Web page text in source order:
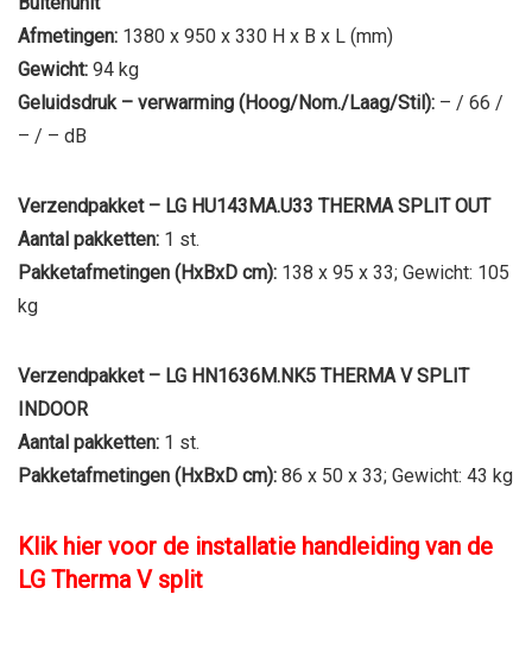
Afmetingen: 1380 x 950 x 330 H x B x L (mm)
Gewicht: 94 kg
Geluidsdruk – verwarming (Hoog/Nom./Laag/Stil): – / 66 /
– / – dB
Verzendpakket – LG HU143MA.U33 THERMA SPLIT OUT
Aantal pakketten: 1 st.
Pakketafmetingen (HxBxD cm): 138 x 95 x 33; Gewicht: 105
kg
Verzendpakket – LG HN1636M.NK5 THERMA V SPLIT
INDOOR
Aantal pakketten: 1 st.
Pakketafmetingen (HxBxD cm): 86 x 50 x 33; Gewicht: 43 kg
Klik hier voor de installatie handleiding van de
LG Therma V split